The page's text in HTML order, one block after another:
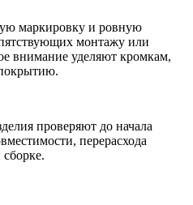
маркировку и ровную
монтажу или
внимание уделяют кромкам,
проверяют до начала
перерасхода